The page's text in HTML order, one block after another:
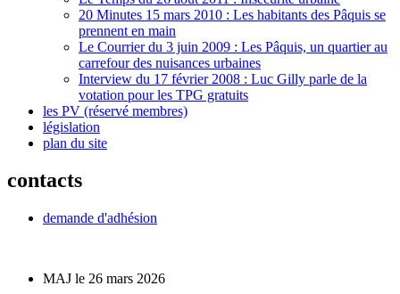
20 Minutes 15 mars 2010 : Les habitants des Pâquis se
prennent en main
Le Courrier du 3 juin 2009 : Les Pâquis, un quartier au
carrefour des nuisances urbaines
Interview du 17 février 2008 : Luc Gilly parle de la
votation pour les TPG gratuits
les PV (réservé membres)
législation
plan du site
contacts
demande d'adhésion
MAJ le 26 mars 2026